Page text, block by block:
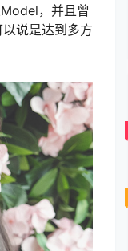
，并且曾
说是达到多方